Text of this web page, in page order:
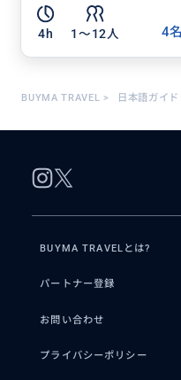
4h 1〜12人
4
BUYMA TRAVEL > 日本語ガイ
BUYMA TRAVELとは?
パートナー登録
お問い合わせ
プライバシーポリシー